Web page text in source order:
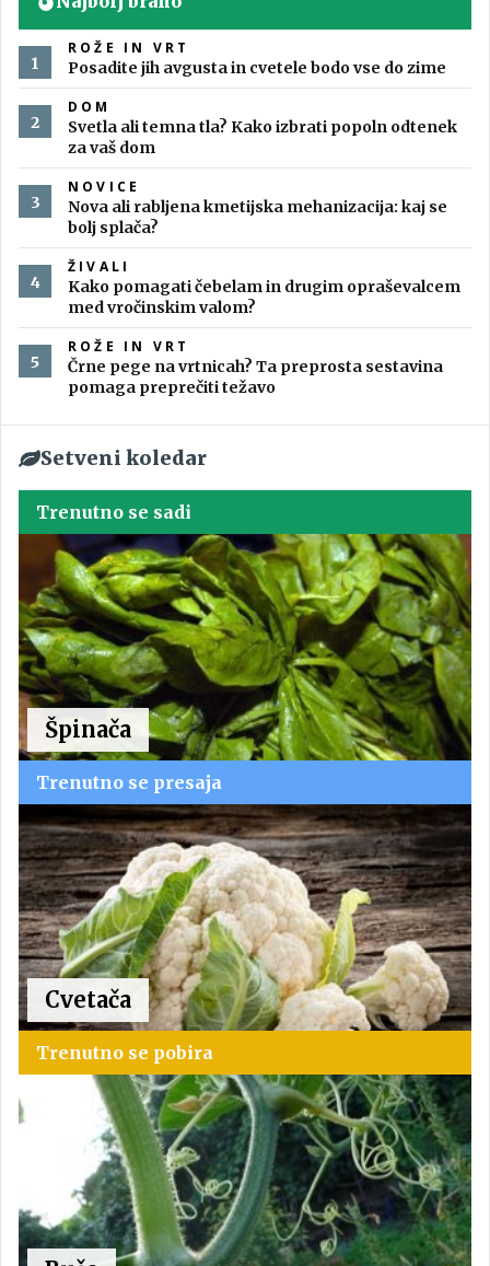
ROŽE IN VRT
Posadite jih avgusta in cvetele bodo vse do zime
DOM
Svetla ali temna tla? Kako izbrati popoln odtenek
za vaš dom
NOVICE
Nova ali rabljena kmetijska mehanizacija: kaj se
bolj splača?
ŽIVALI
Kako pomagati čebelam in drugim opraševalcem
med vročinskim valom?
ROŽE IN VRT
Črne pege na vrtnicah? Ta preprosta sestavina
pomaga preprečiti težavo
Setveni koledar
Trenutno se sadi
Špinača
Trenutno se presaja
Cvetača
Trenutno se pobira